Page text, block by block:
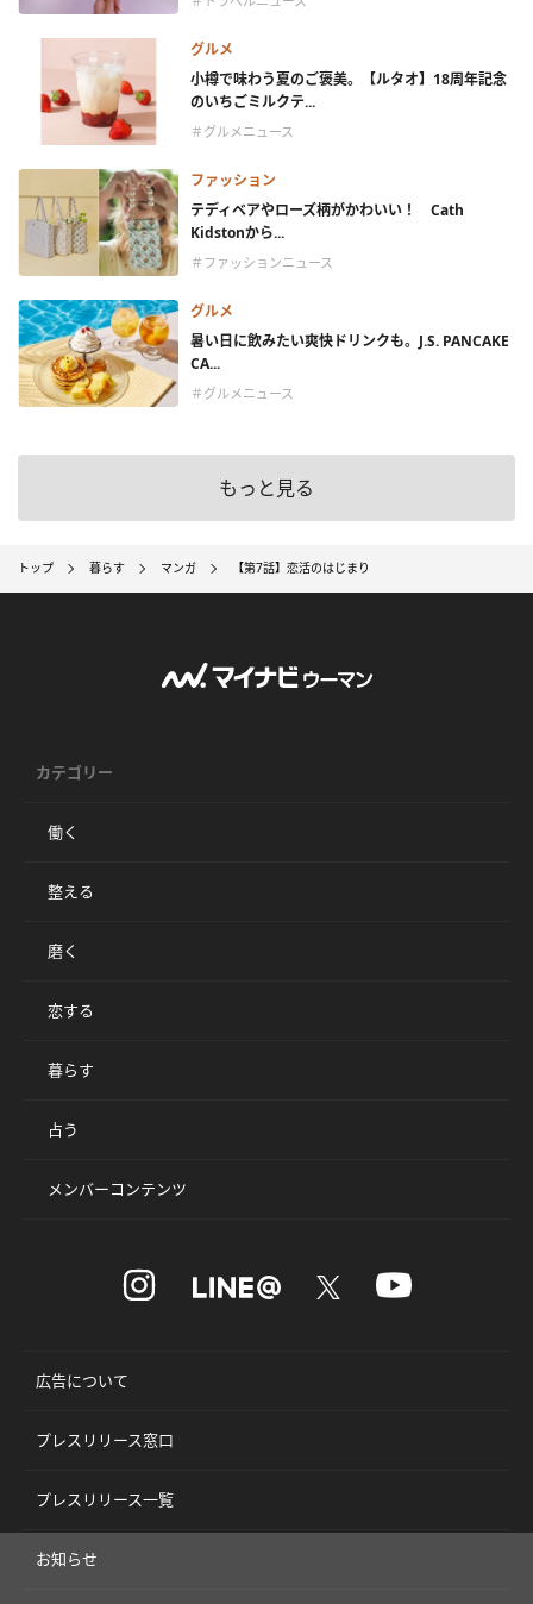
グルメ
小樽で味わう夏のご褒美。【ルタオ】18周年記念
のいちごミルクテ...
＃グルメニュース
ファッション
テディベアやローズ柄がかわいい！ Cath
Kidstonから...
＃ファッションニュース
グルメ
暑い日に飲みたい爽快ドリンクも。J.S. PANCAKE
CA...
＃グルメニュース
もっと見る
トップ 暮らす マンガ 【第7話】恋活のはじまり
カテゴリー
働く
整える
磨く
恋する
暮らす
占う
メンバーコンテンツ
広告について
プレスリリース窓口
プレスリリース一覧
お知らせ